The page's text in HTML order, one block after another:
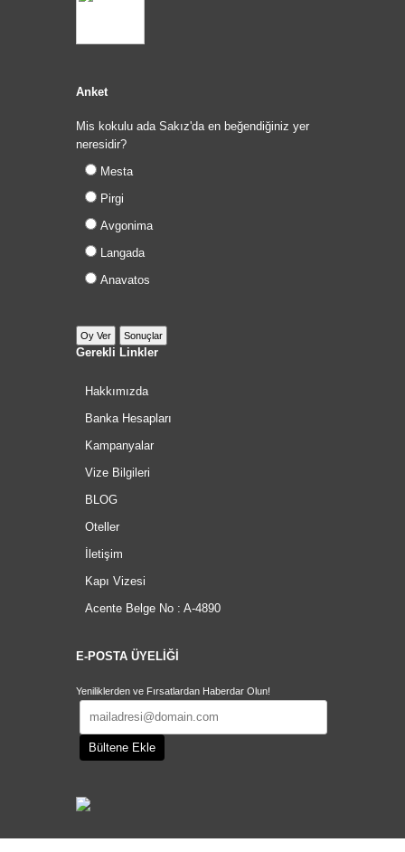
Anket
Mis kokulu ada Sakız'da en beğendiğiniz yer
neresidir?
Mesta
Pirgi
Avgonima
Langada
Anavatos
Gerekli Linkler
Hakkımızda
Banka Hesapları
Kampanyalar
Vize Bilgileri
BLOG
Oteller
İletişim
Kapı Vizesi
Acente Belge No : A-4890
E-POSTA ÜYELİĞİ
Yeniliklerden ve Fırsatlardan Haberdar Olun!